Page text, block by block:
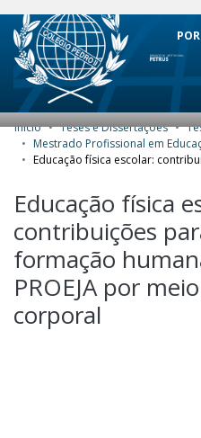
BRAZIL
Simplifique!
Comunica BR
Participe
Acesso à informação
Canais
COMUNIDADES E COLEÇÕES
ESTATÍSTICAS
SOBRE
Início Teses e Dissertações
Educação física
contribuições
formação
PROEJA por
corporal